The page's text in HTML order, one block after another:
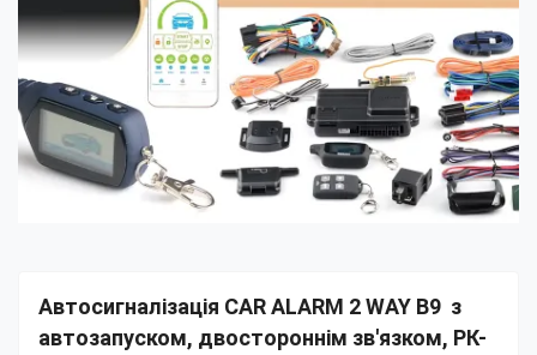
Автосигналізація CAR ALARM 2 WAY B9 з
автозапуском, двостороннім зв'язком, РК-